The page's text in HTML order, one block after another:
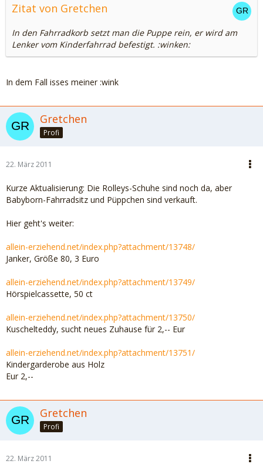
Zitat von Gretchen
In den Fahrradkorb setzt man die Puppe rein, er wird am
Lenker vom Kinderfahrrad befestigt. :winken:
In dem Fall isses meiner :wink
Gretchen
Profi
22. März 2011
Kurze Aktualisierung: Die Rolleys-Schuhe sind noch da, aber
Babyborn-Fahrradsitz und Püppchen sind verkauft.
Hier geht's weiter:
allein-erziehend.net/index.php?attachment/13748/
Janker, Größe 80, 3 Euro
allein-erziehend.net/index.php?attachment/13749/
Hörspielcassette, 50 ct
allein-erziehend.net/index.php?attachment/13750/
Kuschelteddy, sucht neues Zuhause für 2,-- Eur
allein-erziehend.net/index.php?attachment/13751/
Kindergarderobe aus Holz
Eur 2,--
Gretchen
Profi
22. März 2011